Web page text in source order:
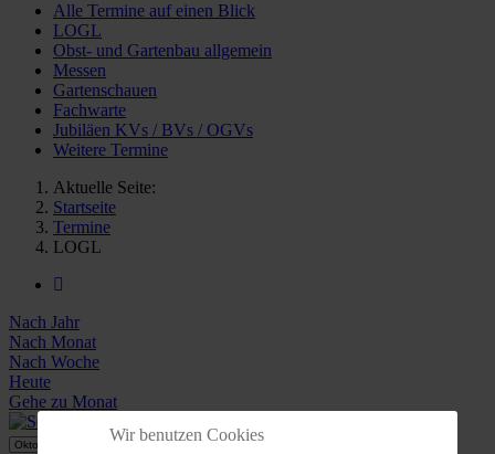
Alle Termine auf einen Blick
LOGL
Obst- und Gartenbau allgemein
Messen
Gartenschauen
Fachwarte
Jubiläen KVs / BVs / OGVs
Weitere Termine
Aktuelle Seite:
Startseite
Termine
LOGL
Nach Jahr
Nach Monat
Nach Woche
Heute
Gehe zu Monat
Gehe zu Monat
Wir benutzen Cookies